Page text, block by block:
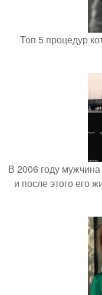
Топ 5 процедур
В 2006 году
и после этого его